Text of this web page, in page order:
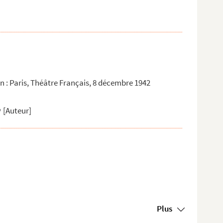
Paris, Théâtre Français, 8 décembre 1942
[Auteur]
Plus